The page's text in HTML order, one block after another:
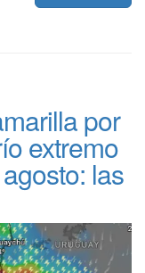
por
extremo
las